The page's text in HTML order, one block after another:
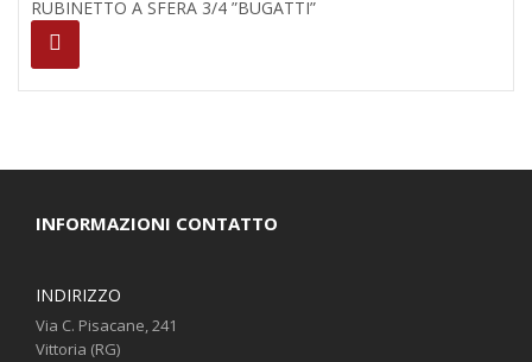
RUBINETTO A SFERA 3/4 ”BUGATTI”
INFORMAZIONI CONTATTO
INDIRIZZO
Via C. Pisacane, 241
Vittoria (RG)